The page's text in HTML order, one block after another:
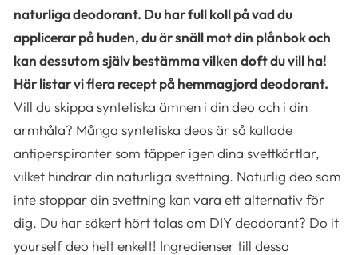
naturliga deodorant. Du har full koll på vad du
applicerar på huden, du är snäll mot din plånbok och
kan dessutom själv bestämma vilken doft du vill ha!
Här listar vi flera recept på hemmagjord deodorant.
Vill du skippa syntetiska ämnen i din deo och i din
armhåla? Många syntetiska deos är så kallade
antiperspiranter som täpper igen dina svettkörtlar,
vilket hindrar din naturliga svettning. Naturlig deo som
inte stoppar din svettning kan vara ett alternativ för
dig. Du har säkert hört talas om DIY deodorant? Do it
yourself deo helt enkelt! Ingredienser till dessa